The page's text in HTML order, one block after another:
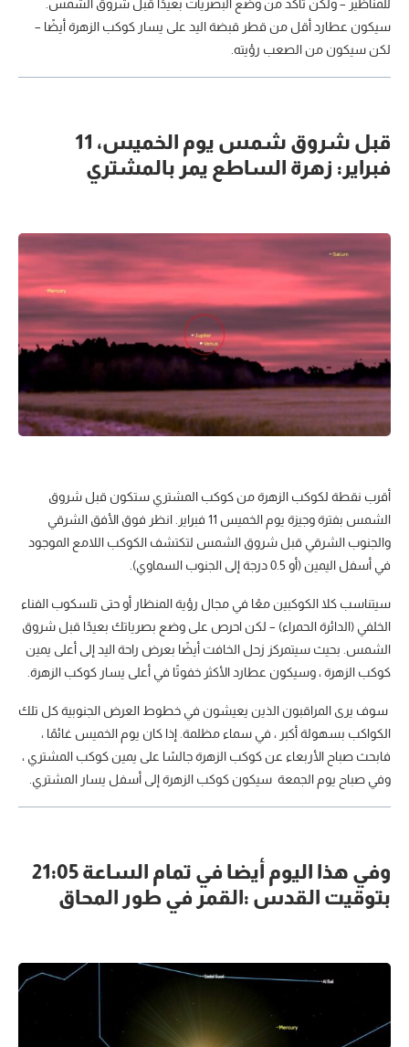
للمناظير – ولكن تأكد من وضع البصريات بعيدًا قبل شروق الشمس.
سيكون عطارد أقل من قطر قبضة اليد على يسار كوكب الزهرة أيضًا –
لكن سيكون من الصعب رؤيته.
قبل شروق شمس يوم الخميس، 11
فبراير: زهرة الساطع يمر بالمشتري
أقرب نقطة لكوكب الزهرة من كوكب المشتري ستكون قبل شروق
الشمس بفترة وجيزة يوم الخميس 11 فبراير. انظر فوق الأفق الشرقي
والجنوب الشرقي قبل شروق الشمس لتكتشف الكوكب اللامع الموجود
في أسفل اليمين (أو 0.5 درجة إلى الجنوب السماوي).
سيتناسب كلا الكوكبين معًا في مجال رؤية المنظار أو حتى تلسكوب الفناء
الخلفي (الدائرة الحمراء) – لكن احرص على وضع بصرياتك بعيدًا قبل شروق
الشمس. بحيث سيتمركز زحل الخافت أيضًا بعرض راحة اليد إلى أعلى يمين
كوكب الزهرة ، وسيكون عطارد الأكثر خفوتًا في أعلى يسار كوكب الزهرة.
سوف يرى المراقبون الذين يعيشون في خطوط العرض الجنوبية كل تلك
الكواكب بسهولة أكبر ، في سماء مظلمة. إذا كان يوم الخميس غائمًا ،
فابحث صباح الأربعاء عن كوكب الزهرة جالسًا على يمين كوكب المشتري ،
وفي صباح يوم الجمعة سيكون كوكب الزهرة إلى أسفل يسار المشتري.
وفي هذا اليوم أيضا في تمام الساعة 21:05
بتوقيت القدس :القمر في طور المحاق